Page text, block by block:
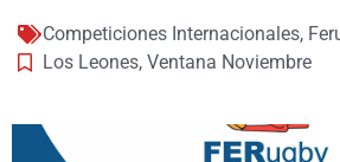
Competiciones Internacionales,
Los Leones, Ventana Noviembre